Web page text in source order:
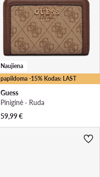
papildoma -15% Kodas: LAST
Naujiena
Guess
Piniginė · Ruda
59,99€